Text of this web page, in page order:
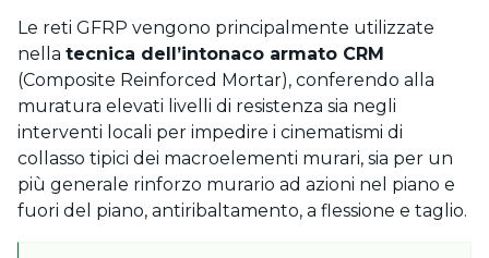
Le reti GFRP vengono principalmente utilizzate
nella tecnica dell’intonaco armato CRM
(Composite Reinforced Mortar), conferendo alla
muratura elevati livelli di resistenza sia negli
interventi locali per impedire i cinematismi di
collasso tipici dei macroelementi murari, sia per un
più generale rinforzo murario ad azioni nel piano e
fuori del piano, antiribaltamento, a flessione e taglio.